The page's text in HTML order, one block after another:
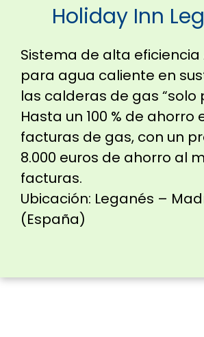
Holiday Inn
Sistema de alta eficiencia
para agua caliente en
las calderas de gas “solo
Hasta un 100 % de ahorro
facturas de gas, con un
8.000 euros de ahorro al
facturas.
Ubicación: Leganés –
(España)